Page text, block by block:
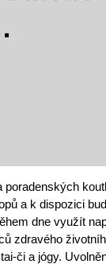
poradenských
a k dispozici
dne využít
zdravého
či a jógy.